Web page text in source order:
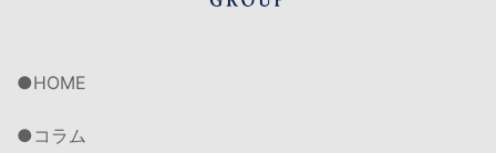
HOME
コラム